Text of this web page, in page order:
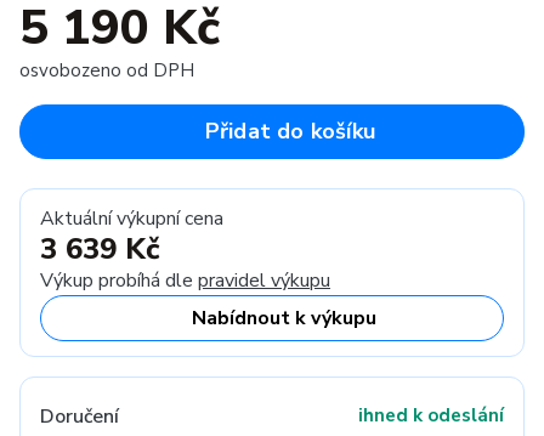
5 190 Kč
osvobozeno od DPH
Přidat do košíku
Aktuální výkupní cena
3 639 Kč
Výkup probíhá dle pravidel výkupu
Nabídnout k výkupu
Doručení ihned k odeslání